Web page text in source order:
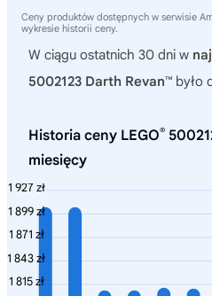
Ceny produktów dostępnych w serwisie
wykresie historii ceny.
W ciągu ostatnich 30 dni w
5002123 Darth Revan™ było
Historia ceny LEGO®
miesięcy
1 927 zł
1 899 zł
1 871 zł
1 843 zł
1 815 zł